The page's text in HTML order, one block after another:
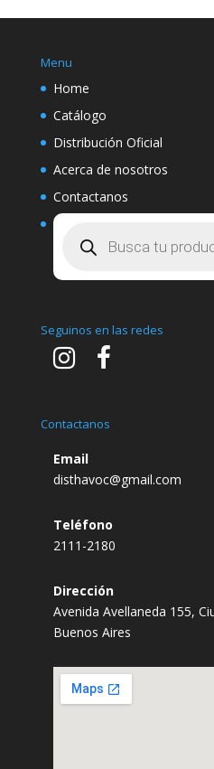
Menu
Home
Catálogo
Distribución Oficial
Acerca de nosotros
Contactanos
Seguinos en las redes
Contactanos
Email
disthavoc@gmail.com
Teléfono
2111-2180
Dirección
Avenida Avellaneda 155,
Buenos Aires